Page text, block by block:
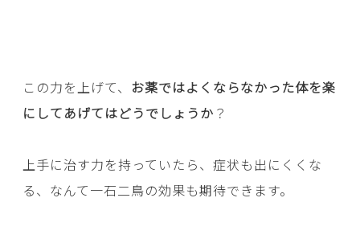
この力を上げて、 お薬ではよくならなかった体を楽
にしてあげてはどうでしょうか ？
上手に治す力を持っていたら、症状も出にくくな
る、なんて一石二鳥の効果も期待できます。